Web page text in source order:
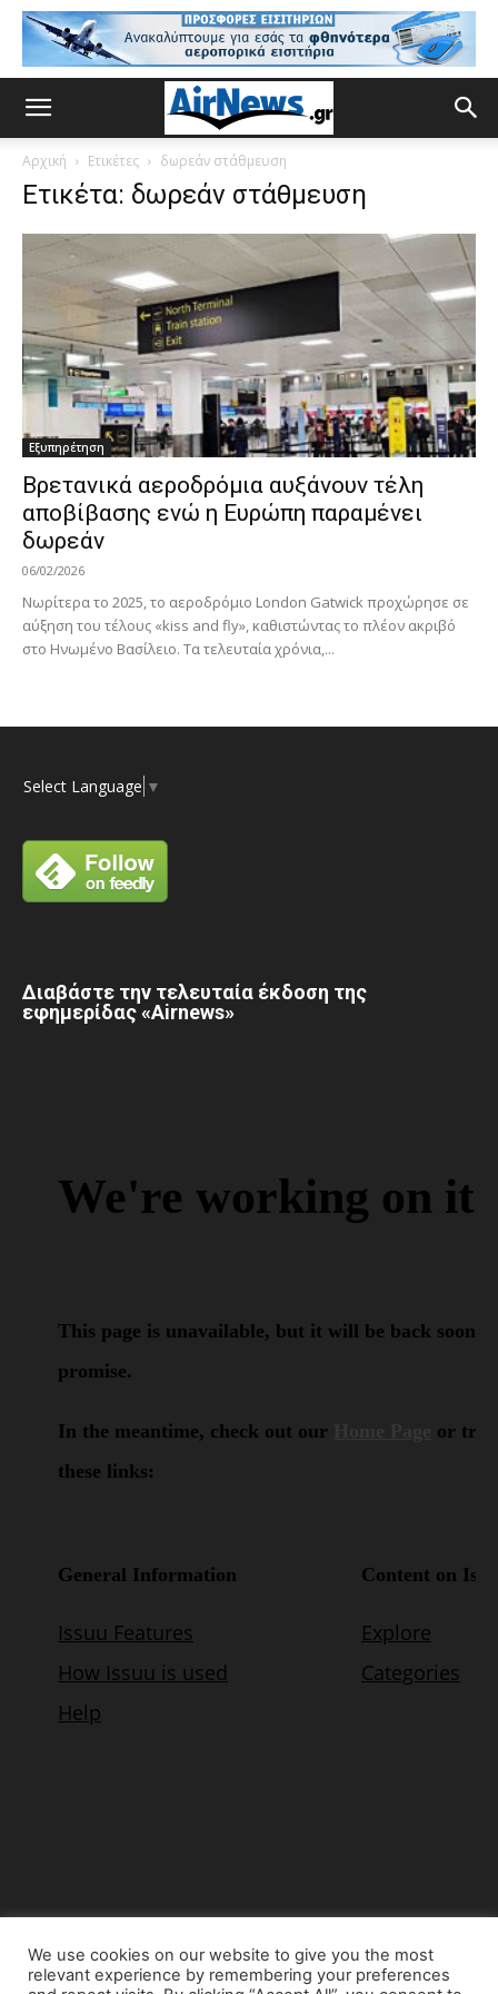
Αρχική Ετικέτες δωρεάν στάθμευση
Ετικέτα: δωρεάν στάθμευση
Εξυπηρέτηση
Βρετανικά αεροδρόμια αυξάνουν τέλη
αποβίβασης ενώ η Ευρώπη παραμένει
δωρεάν
06/02/2026
Νωρίτερα το 2025, το αεροδρόμιο London Gatwick προχώρησε σε
αύξηση του τέλους «kiss and fly», καθιστώντας το πλέον ακριβό
στο Ηνωμένο Βασίλειο. Τα τελευταία χρόνια,...
Select Language ▼
Διαβάστε την τελευταία έκδοση της
εφημερίδας «Airnews»
We use cookies on our website to give you the most
relevant experience by remembering your preferences